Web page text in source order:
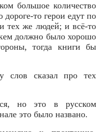
большое количество
то герои едут по
тех же людей; и всё-то
должно было хорошо
тогда книги бы
слов сказал про тех
но это в русском
это было названо.